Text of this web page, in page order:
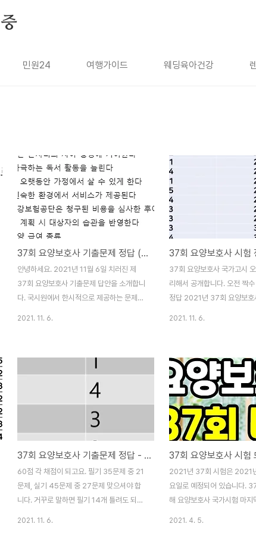
민원24 여행가이드 웨딩육아건강
37회 요양보호사 기출문제 정답 (오후 짝수 필기) 시험 답안 pdf
안녕하세요. 2021년 11월 6일 치러진 제
37회 요양보호사 기출문제 답안을 소개합니
다. 국시원에서 한시적으로 제공하는 문제와
좋겠네요. 선생님들. 오늘 하루도 수고 많으
셨으며, 바로 아래 37회 실기 정답과 오전 정
답 다시 확인하시고 답안 확인해보세요. 출처
는 요양TV입니다. [▼ 37회 오후 짝수형 실
기 정답] 37회 요양보호사 기출문제 정답 (오
후 짝수 실기) 시험 답안 pdf 안녕하세요.
2021년 11월 6일 치러진 제 37회 요양보호
사 기출문제 답안을 소개합니다. 오후 짝수형
실기입니다. 국시원에서 한시적으로 제공하
는 문제와..
2021. 11. 6.
37회 요양보호사 국가고시
리해서 공개합니다. 오전 짝
정답 2021년 37회 요양보호
- 3 19 - 4 20 - 1 21 - 1
24 - 4 25 - 3 26 - 5 27 -
- 2 30 - 5 31 - 3 32 - 5
35 - 3 수고하셨습니다. 실기
바로 아래에 있어요. [37회
정답 pdf 오전 ..
2021. 11. 6.
37회 요양보호사 기출문제 정답 - 시험 답안 pdf (오전 홀수 필기 + 실기)
60점 각 채점이 되고요. 필기 35문제 중 21
문제, 실기 45문제 중 27문제 맞으셔야 합
니다. 거꾸로 말하면 필기 14개 틀려도 되고,
2021. 11. 6.
2021년 37회 시험은 2021
요일로 예정되어 있습니다.
해 요양보호사 국가시험 마지
2021. 4. 5.